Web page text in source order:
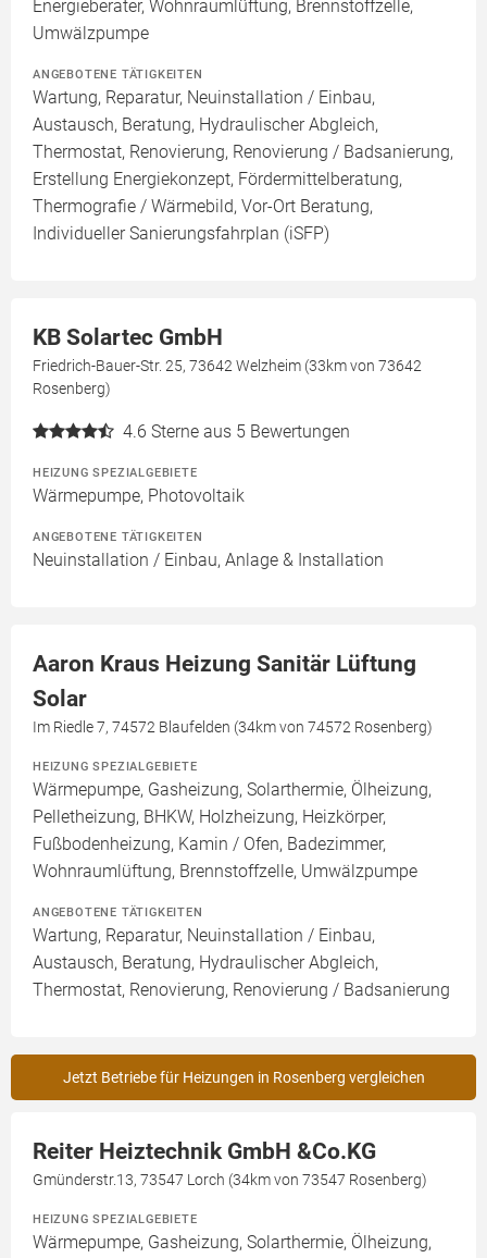
Energieberater, Wohnraumlüftung, Brennstoffzelle,
Umwälzpumpe
ANGEBOTENE TÄTIGKEITEN
Wartung, Reparatur, Neuinstallation / Einbau,
Austausch, Beratung, Hydraulischer Abgleich,
Thermostat, Renovierung, Renovierung / Badsanierung,
Erstellung Energiekonzept, Fördermittelberatung,
Thermografie / Wärmebild, Vor-Ort Beratung,
Individueller Sanierungsfahrplan (iSFP)
KB Solartec GmbH
Friedrich-Bauer-Str. 25, 73642 Welzheim (33km von 73642
Rosenberg)
4.6 Sterne aus 5 Bewertungen
HEIZUNG SPEZIALGEBIETE
Wärmepumpe, Photovoltaik
ANGEBOTENE TÄTIGKEITEN
Neuinstallation / Einbau, Anlage & Installation
Aaron Kraus Heizung Sanitär Lüftung
Solar
Im Riedle 7, 74572 Blaufelden (34km von 74572 Rosenberg)
HEIZUNG SPEZIALGEBIETE
Wärmepumpe, Gasheizung, Solarthermie, Ölheizung,
Pelletheizung, BHKW, Holzheizung, Heizkörper,
Fußbodenheizung, Kamin / Ofen, Badezimmer,
Wohnraumlüftung, Brennstoffzelle, Umwälzpumpe
ANGEBOTENE TÄTIGKEITEN
Wartung, Reparatur, Neuinstallation / Einbau,
Austausch, Beratung, Hydraulischer Abgleich,
Thermostat, Renovierung, Renovierung / Badsanierung
Jetzt Betriebe für Heizungen in Rosenberg vergleichen
Reiter Heiztechnik GmbH &Co.KG
Gmünderstr.13, 73547 Lorch (34km von 73547 Rosenberg)
HEIZUNG SPEZIALGEBIETE
Wärmepumpe, Gasheizung, Solarthermie, Ölheizung,